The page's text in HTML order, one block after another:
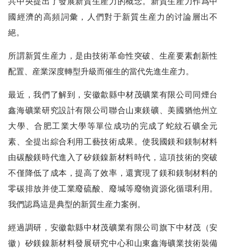
國經濟的高頻詞彙，人們對于新質生産力的讨論層出不
絕。
所謂新質生産力，是由技術革命性突破、生産要素創新性
配置、産業深度轉型升級而催生的當代先進生産力。
最近，我們了解到，安徽歙縣中材茂礦業有限公司同煙台
鑫海礦業研究設計有限公司聯合山東鎂礦、美國猶他州立
大學、合肥工業大學等單位成功的完成了蛇紋石礦全元
素、全提出綜合利用工藝技術成果。使我國鎂和鎂制材料
由碳酸鎂時代進入了矽鎂鎳新材料時代，這項技術的突破
不僅降低了成本，提高了效率，還實現了鎂和鎂制材料的
零碳排放并使工業廢硫酸、廢堿等廢物資源化循環利用。
我們認爲這是典型的新質生産力案例。
經過調研，安徽歙縣中材茂礦業有限公司旗下中材茂（安
徽）矽鎂鎳新材料發展研究中心和山東鑫海礦業技術裝備